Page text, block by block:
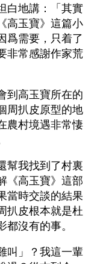
白地講：「其實
高玉寶》這篇小
爲需要，只着了
非常感謝作家荒
到高玉寶所在的
周扒皮原型的地
農村境遇非常悽
幫我找到了村裏
《高玉寶》這部
當時交談的結果
扒皮根本就是杜
沒有的事。
叫」？我這一輩